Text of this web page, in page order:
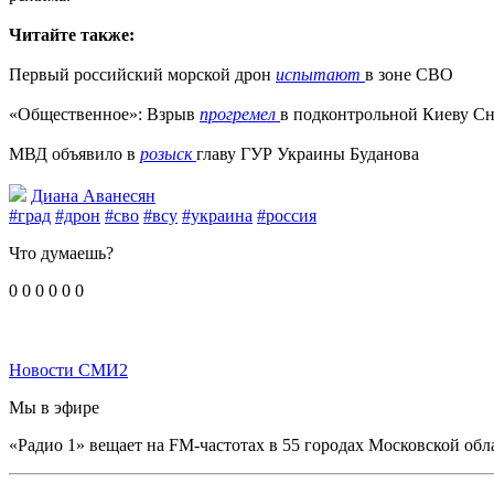
Читайте также:
Первый российский морской дрон испытают в зоне СВО
«Общественное»: Взрыв прогремел в подконтрольной Киеву
МВД объявило в розыскглаву ГУР Украины Буданова
Диана Аванесян
#град #дрон #сво #всу #украина #россия
Что думаешь?
0 0 0 0 0 0
Новости СМИ2
Мы в эфире
«Радио 1» вещает на FM-частотах в 55 городах Московской